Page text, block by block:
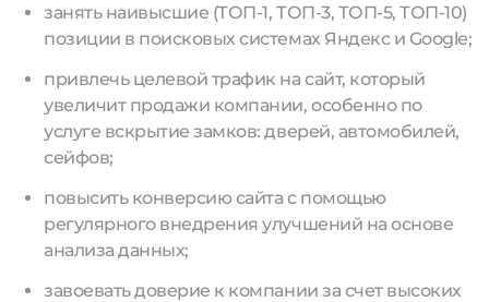
занять наивысшие (ТОП-1, ТОП-3, ТОП-5, ТОП-10)
позиции в поисковых системах Яндекс и Google;
привлечь целевой трафик на сайт, который
увеличит продажи компании, особенно по
услуге вскрытие замков: дверей, автомобилей,
сейфов;
повысить конверсию сайта с помощью
регулярного внедрения улучшений на основе
анализа данных;
завоевать доверие к компании за счет высоких